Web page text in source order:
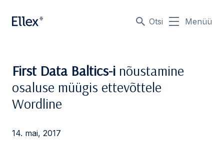
Otsi Menüü
First Data Baltics-i nõustamine
osaluse müügis ettevõttele
Wordline
14. mai, 2017